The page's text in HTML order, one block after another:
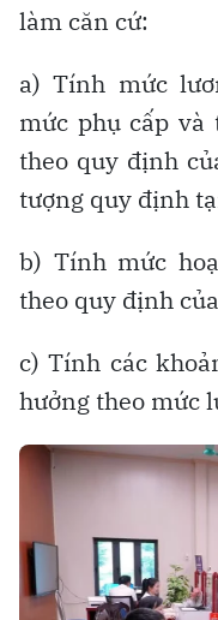
làm căn cứ:
a) Tính mức
mức phụ cấp và
theo quy định
tượng quy định
b) Tính mức
theo quy định
c) Tính các
hưởng theo mức